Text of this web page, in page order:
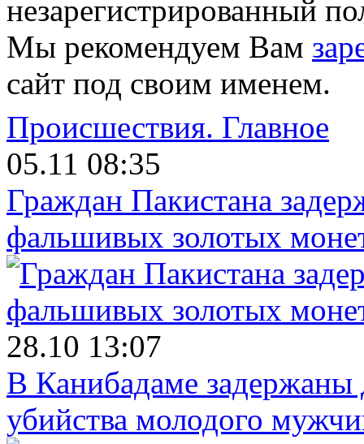
незарегистрированный
Мы рекомендуем Вам
сайт под своим именем.
Происшествия. Главное
05.11 08:35
Граждан Пакистана
фальшивых золотых
28.10 13:07
В Канибадаме задержаны
убийства молодого